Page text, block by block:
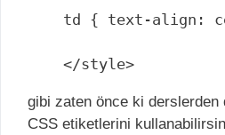
td { text-align:
</style>
gibi zaten önce ki derslerden
CSS etiketlerini